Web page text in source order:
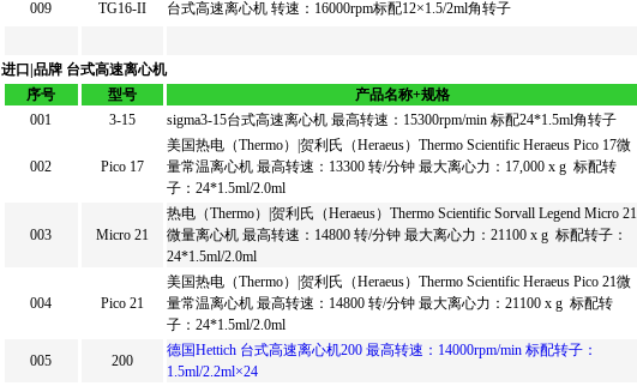
009
TG16-II 台式高速离心机 转速：16000rpm标配12×1.5/2ml角转子
进口|品牌 台式高速离心机
序号
型号 产品名称+规格
001
3-15 sigma3-15台式高速离心机 最高转速：15300rpm/min 标配24*1.5ml角转子
002 Pico 17
美国热电（Thermo）|贺利氏（Heraeus）Thermo Scientific Heraeus Pico 17微
量常温离心机 最高转速：13300 转/分钟 最大离心力：17,000 x g 标配转
子：24*1.5ml/2.0ml
003 Micro 21
热电（Thermo）|贺利氏（Heraeus）Thermo Scientific Sorvall Legend Micro 21
微量离心机 最高转速：14800 转/分钟 最大离心力：21100 x g 标配转子：
24*1.5ml/2.0ml
004 Pico 21
美国热电（Thermo）|贺利氏（Heraeus）Thermo Scientific Heraeus Pico 21微
量常温离心机 最高转速：14800 转/分钟 最大离心力：21100 x g 标配转
子：24*1.5ml/2.0ml
005 200
德国Hettich 台式高速离心机200 最高转速：14000rpm/min 标配转子：
1.5ml/2.2ml×24